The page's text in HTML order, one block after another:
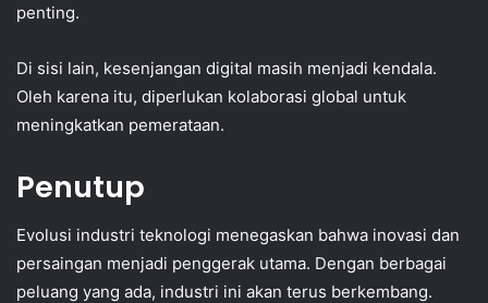
penting.
Di sisi lain, kesenjangan digital masih menjadi kendala.
Oleh karena itu, diperlukan kolaborasi global untuk
meningkatkan pemerataan.
Penutup
Evolusi industri teknologi menegaskan bahwa inovasi dan
persaingan menjadi penggerak utama. Dengan berbagai
peluang yang ada, industri ini akan terus berkembang.